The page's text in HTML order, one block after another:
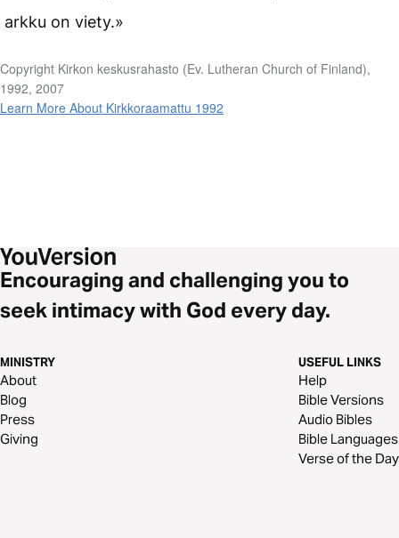
arkku on viety.»
Copyright Kirkon keskusrahasto (Ev. Lutheran Church of Finland),
1992, 2007
Learn More About Kirkkoraamattu 1992
Encouraging and challenging you to
seek intimacy with God every day.
MINISTRY
About
Blog
Press
Giving
USEFUL LINKS
Help
Bible Versions
Audio Bibles
Bible Languages
Verse of the Day